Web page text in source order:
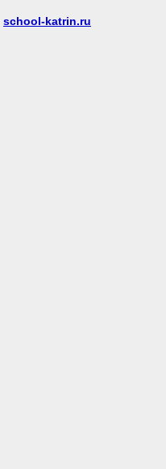
school-katrin.ru